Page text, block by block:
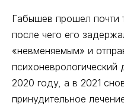
Габышев прошел почти
после чего его
«невменяемым» и
психоневрологический
2020 году, а в 2021
принудительное